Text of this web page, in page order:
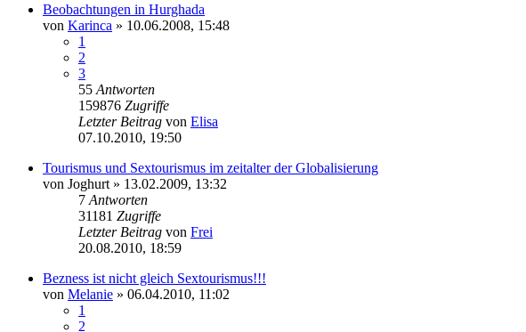
Beobachtungen in Hurghada
von Karinca » 10.06.2008, 15:48
1
2
3
55 Antworten
159876 Zugriffe
Letzter Beitrag von Elisa
07.10.2010, 19:50
Tourismus und Sextourismus im zeitalter der Globalisierung
von Joghurt » 13.02.2009, 13:32
7 Antworten
31181 Zugriffe
Letzter Beitrag von Frei
20.08.2010, 18:59
Bezness ist nicht gleich Sextourismus!!!
von Melanie » 06.04.2010, 11:02
1
2